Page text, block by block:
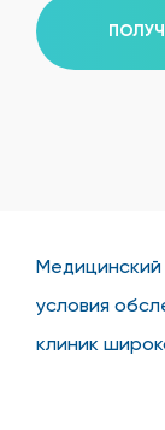
условия
клиник